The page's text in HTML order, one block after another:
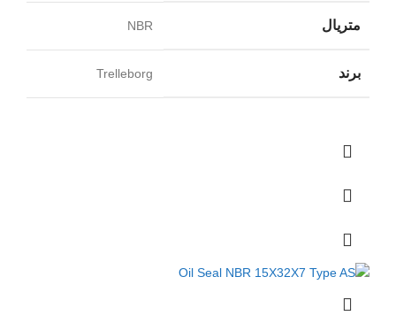
متریال NBR
برند Trelleborg